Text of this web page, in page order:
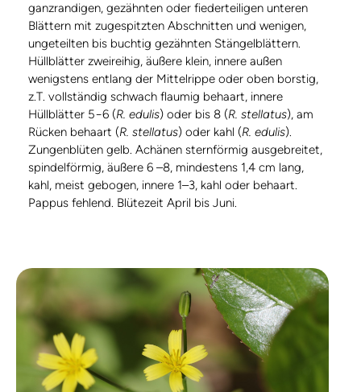
ganzrandigen, gezähnten oder fiederteiligen unteren
Blättern mit zugespitzten Abschnitten und wenigen,
ungeteilten bis buchtig gezähnten Stängelblättern.
Hüllblätter zweireihig, äußere klein, innere außen
wenigstens entlang der Mittelrippe oder oben borstig,
z.T. vollständig schwach flaumig behaart, innere
Hüllblätter 5−6 (R. edulis) oder bis 8 (R. stellatus), am
Rücken behaart (R. stellatus) oder kahl (R. edulis).
Zungenblüten gelb. Achänen sternförmig ausgebreitet,
spindelförmig, äußere 6 –8, mindestens 1,4 cm lang,
kahl, meist gebogen, innere 1–3, kahl oder behaart.
Pappus fehlend. Blütezeit April bis Juni.